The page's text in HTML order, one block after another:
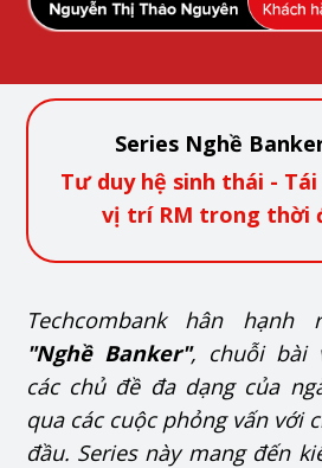
Tư duy hệ sinh thái -
vị trí RM trong thời
Series Nghề
Techcombank hân hạnh
"Nghề Banker", chuỗi bài
các chủ đề đa dạng của
qua các cuộc phỏng vấn với
đầu. Series này mang đến